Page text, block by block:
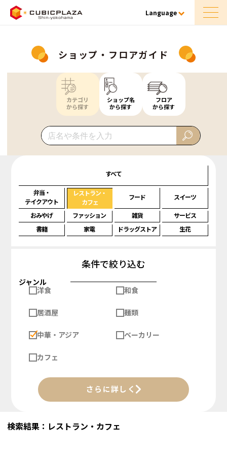
Language
ショップ・フロアガイド
カテゴリ
から探す
ショップ名
から探す
フロア
から探す
すべて
弁当・
テイクアウト
レストラン・
カフェ
フード スイーツ
おみやげ ファッション 雑貨
サービス
書籍
家電 ドラッグストア 生花
条件で絞り込む
ジャンル
洋食
和食
居酒屋 麺類
中華・アジア ベーカリー
カフェ
さらに詳しく
検索結果：レストラン・カフェ